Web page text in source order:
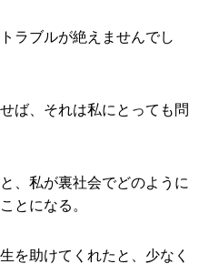
ラブルが絶えませんでし
ば、それは私にとっても問
、私が裏社会でどのように
とになる。
を助けてくれたと、少なく